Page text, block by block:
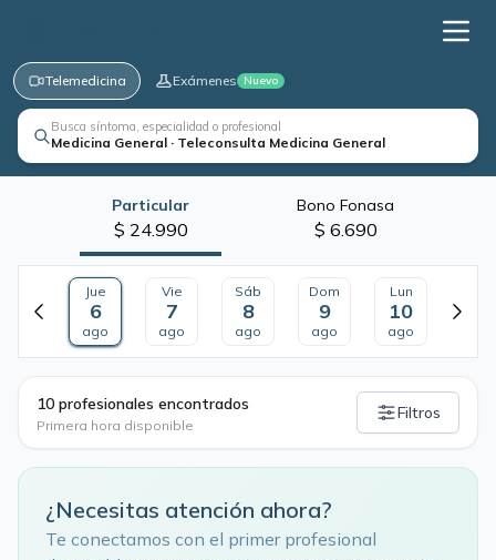
Telemedicina Exámenes Nuevo
Busca síntoma, especialidad o profesional
Medicina General · Teleconsulta Medicina General
Particular
$ 24.990
Bono Fonasa
$ 6.690
Jue
6
ago
Vie
7
ago
Sáb
8
ago
Dom
9
ago
Lun
10
ago
10 profesionales encontrados
Primera hora disponible
Filtros
¿Necesitas atención ahora?
Te conectamos con el primer profesional